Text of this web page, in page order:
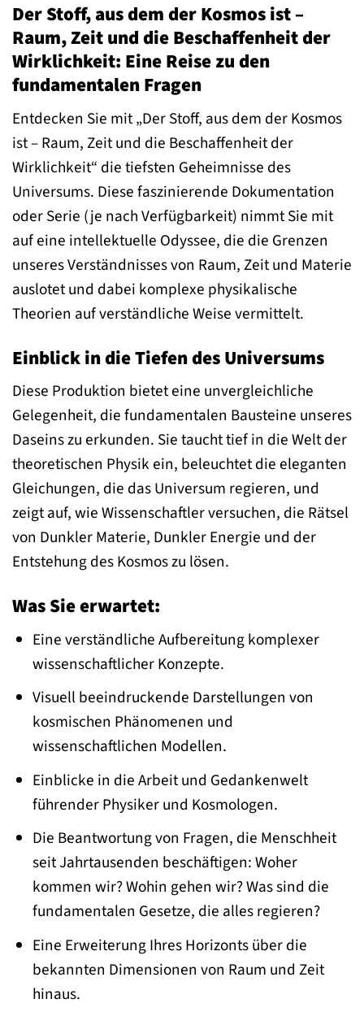
Der Stoff, aus dem der Kosmos ist –
Raum, Zeit und die Beschaffenheit der
Wirklichkeit: Eine Reise zu den
fundamentalen Fragen
Entdecken Sie mit „Der Stoff, aus dem der Kosmos
ist – Raum, Zeit und die Beschaffenheit der
Wirklichkeit“ die tiefsten Geheimnisse des
Universums. Diese faszinierende Dokumentation
oder Serie (je nach Verfügbarkeit) nimmt Sie mit
auf eine intellektuelle Odyssee, die die Grenzen
unseres Verständnisses von Raum, Zeit und Materie
auslotet und dabei komplexe physikalische
Theorien auf verständliche Weise vermittelt.
Einblick in die Tiefen des Universums
Diese Produktion bietet eine unvergleichliche
Gelegenheit, die fundamentalen Bausteine unseres
Daseins zu erkunden. Sie taucht tief in die Welt der
theoretischen Physik ein, beleuchtet die eleganten
Gleichungen, die das Universum regieren, und
zeigt auf, wie Wissenschaftler versuchen, die Rätsel
von Dunkler Materie, Dunkler Energie und der
Entstehung des Kosmos zu lösen.
Was Sie erwartet:
Eine verständliche Aufbereitung komplexer
wissenschaftlicher Konzepte.
Visuell beeindruckende Darstellungen von
kosmischen Phänomenen und
wissenschaftlichen Modellen.
Einblicke in die Arbeit und Gedankenwelt
führender Physiker und Kosmologen.
Die Beantwortung von Fragen, die Menschheit
seit Jahrtausenden beschäftigen: Woher
kommen wir? Wohin gehen wir? Was sind die
fundamentalen Gesetze, die alles regieren?
Eine Erweiterung Ihres Horizonts über die
bekannten Dimensionen von Raum und Zeit
hinaus.